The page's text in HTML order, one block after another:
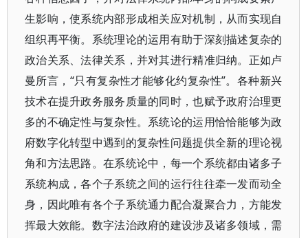
生影响，使系统内部形成相关应对机制，从而实现自
组织再平衡。系统理论的运用有助于深刻描述复杂的
政治关系、法律关系，并对其进行精准归纳。正如卢
曼所言，“只有复杂性才能够化约复杂性”。各种新兴
技术在提升政务服务质量的同时，也赋予政府治理更
多的不确定性与复杂性。系统论的运用恰恰能够为政
府数字化转型中遇到的复杂性问题提供全新的理论视
角和方法思路。在系统论中，每一个系统都由诸多子
系统构成，各个子系统之间的运行往往牵一发而动全
身，因此唯有各个子系统通力配合凝聚合力，方能发
挥最大效能。数字法治政府的建设涉及诸多领域，需